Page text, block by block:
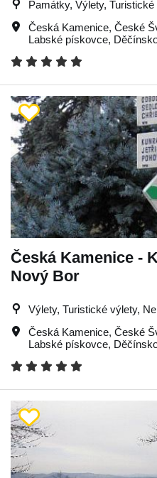
Památky, Výlety,
Česká Kamenice, České
Labské pískovce,
Česká Kamenice -
Nový Bor
Výlety, Turistické výlety,
Česká Kamenice, České
Labské pískovce,